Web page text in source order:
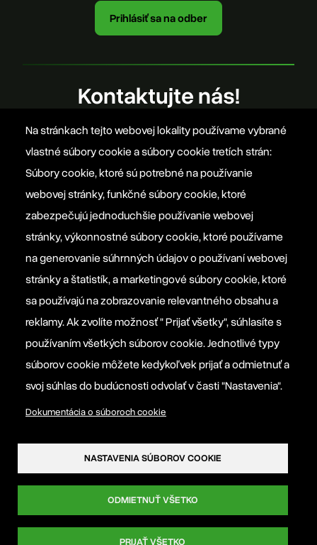
Kontaktujte nás!
office@szovetseg.sk
Platforma EPP 2012
Manifesto EPP
Informačná povinnosť prevádzkovateľa
Nastavenia súborov cookie
Na stránkach tejto webovej lokality používame vybrané
vlastné súbory cookie a súbory cookie tretích strán:
Súbory cookie, ktoré sú potrebné na používanie
webovej stránky, funkčné súbory cookie, ktoré
zabezpečujú jednoduchšie používanie webovej
stránky, výkonnostné súbory cookie, ktoré používame
na generovanie súhrnných údajov o používaní webovej
stránky a štatistík, a marketingové súbory cookie, ktoré
sa používajú na zobrazovanie relevantného obsahu a
reklamy. Ak zvolíte možnosť " Prijať všetky", súhlasíte s
používaním všetkých súborov cookie. Jednotlivé typy
súborov cookie môžete kedykoľvek prijať a odmietnuť a
svoj súhlas do budúcnosti odvolať v časti "Nastavenia".
Dokumentácia o súboroch cookie
NASTAVENIA SÚBOROV COOKIE
ODMIETNUŤ VŠETKO
PRIJAŤ VŠETKO